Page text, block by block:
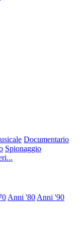
Documentario
Spionaggio
Anni '80 Anni '90